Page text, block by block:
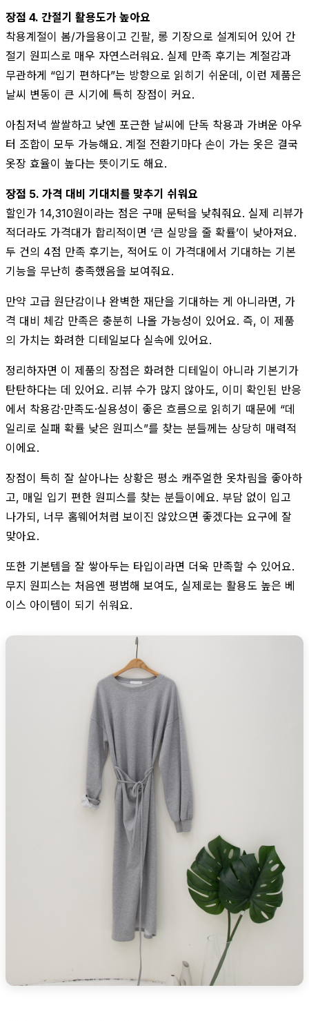
장점 4. 간절기 활용도가 높아요
착용계절이 봄/가을용이고 긴팔, 롱 기장으로 설계되어 있어 간
절기 원피스로 매우 자연스러워요. 실제 만족 후기는 계절감과
무관하게 “입기 편하다”는 방향으로 읽히기 쉬운데, 이런 제품은
날씨 변동이 큰 시기에 특히 장점이 커요.
아침저녁 쌀쌀하고 낮엔 포근한 날씨에 단독 착용과 가벼운 아우
터 조합이 모두 가능해요. 계절 전환기마다 손이 가는 옷은 결국
옷장 효율이 높다는 뜻이기도 해요.
장점 5. 가격 대비 기대치를 맞추기 쉬워요
할인가 14,310원이라는 점은 구매 문턱을 낮춰줘요. 실제 리뷰가
적더라도 가격대가 합리적이면 ‘큰 실망을 줄 확률’이 낮아져요.
두 건의 4점 만족 후기는, 적어도 이 가격대에서 기대하는 기본
기능을 무난히 충족했음을 보여줘요.
만약 고급 원단감이나 완벽한 재단을 기대하는 게 아니라면, 가
격 대비 체감 만족은 충분히 나올 가능성이 있어요. 즉, 이 제품
의 가치는 화려한 디테일보다 실속에 있어요.
정리하자면 이 제품의 장점은 화려한 디테일이 아니라 기본기가
탄탄하다는 데 있어요. 리뷰 수가 많지 않아도, 이미 확인된 반응
에서 착용감·만족도·실용성이 좋은 흐름으로 읽히기 때문에 “데
일리로 실패 확률 낮은 원피스”를 찾는 분들께는 상당히 매력적
이에요.
장점이 특히 잘 살아나는 상황은 평소 캐주얼한 옷차림을 좋아하
고, 매일 입기 편한 원피스를 찾는 분들이에요. 부담 없이 입고
나가되, 너무 홈웨어처럼 보이진 않았으면 좋겠다는 요구에 잘
맞아요.
또한 기본템을 잘 쌓아두는 타입이라면 더욱 만족할 수 있어요.
무지 원피스는 처음엔 평범해 보여도, 실제로는 활용도 높은 베
이스 아이템이 되기 쉬워요.